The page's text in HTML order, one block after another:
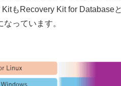
もRecovery Kit for Database
っています。